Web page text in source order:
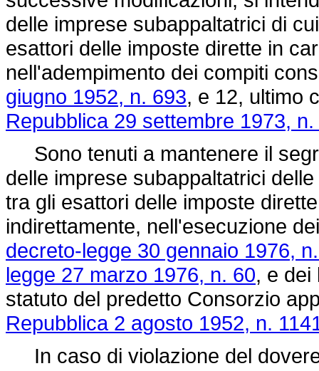
delle imprese subappaltatrici di
esattori delle imposte dirette in
nell'adempimento dei compiti
giugno 1952, n. 693, e 12, ultimo
Repubblica 29 settembre 1973,
Sono tenuti a mantenere il
delle imprese subappaltatrici
tra gli esattori delle imposte
indirettamente, nell'esecuzione
decreto-legge 30 gennaio 1976,
legge 27 marzo 1976, n. 60, e dei
statuto del predetto Consorzio
Repubblica 2 agosto 1952, n.
In caso di violazione del